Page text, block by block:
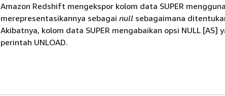
Amazon Redshift mengekspor kolom data SUPER
merepresentasikannya sebagai null sebagaimana
Akibatnya, kolom data SUPER mengabaikan opsi NULL [AS]
perintah UNLOAD.